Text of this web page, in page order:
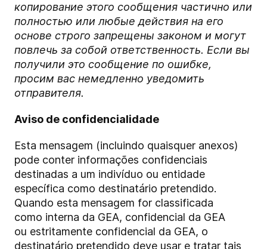
копирование этого сообщения частично или
полностью или любые действия на его
основе строго запрещены законом и могут
повлечь за собой ответственность. Если вы
получили это сообщение по ошибке,
просим вас немедленно уведомить
отправителя.
Aviso de confidencialidade
Esta mensagem (incluindo quaisquer anexos)
pode conter informações confidenciais
destinadas a um indivíduo ou entidade
específica como destinatário pretendido.
Quando esta mensagem for classificada
como interna da GEA, confidencial da GEA
ou estritamente confidencial da GEA, o
destinatário pretendido deve usar e tratar tais